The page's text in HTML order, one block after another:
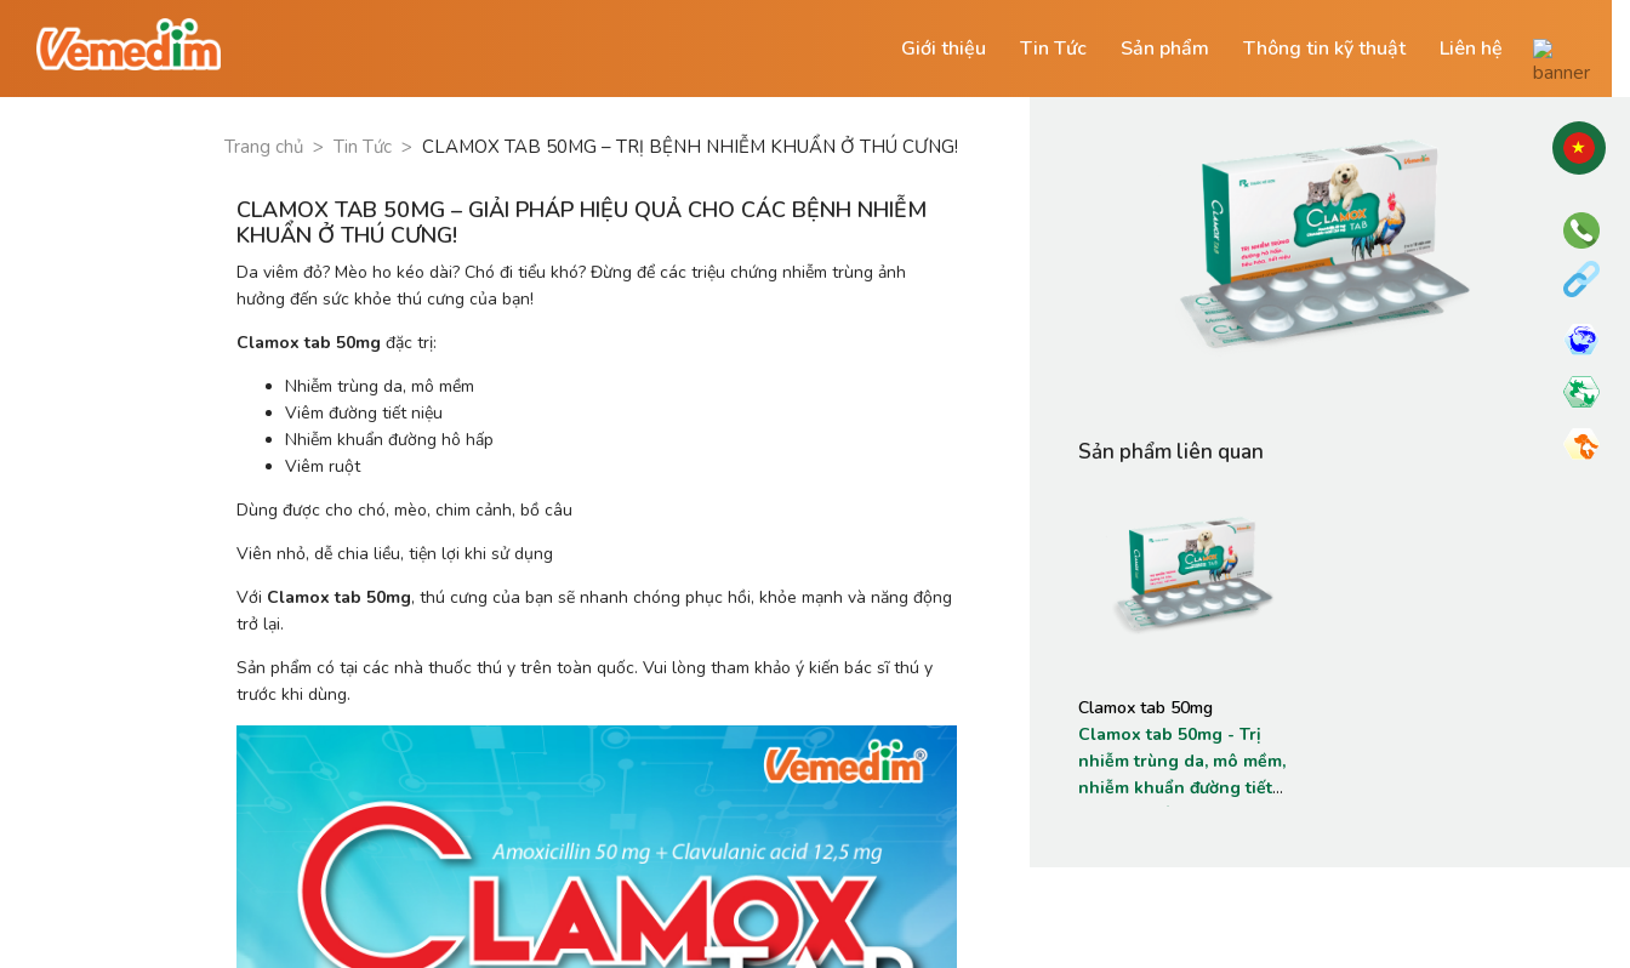
Giới thiệu Tin Tức Sản phẩm Thông tin kỹ thuật Liên hệ
Trang chủ > Tin Tức > CLAMOX TAB 50MG – TRỊ BỆNH NHIỄM KHUẨN Ở THÚ CƯNG!
CLAMOX TAB 50MG – GIẢI PHÁP HIỆU QUẢ CHO CÁC BỆNH NHIỄM
KHUẨN Ở THÚ CƯNG!
Da viêm đỏ? Mèo ho kéo dài? Chó đi tiểu khó? Đừng để các triệu chứng nhiễm trùng ảnh
hưởng đến sức khỏe thú cưng của bạn!
Clamox tab 50mg đặc trị:
Nhiễm trùng da, mô mềm
Viêm đường tiết niệu
Nhiễm khuẩn đường hô hấp
Viêm ruột
Dùng được cho chó, mèo, chim cảnh, bồ câu
Viên nhỏ, dễ chia liều, tiện lợi khi sử dụng
Với Clamox tab 50mg, thú cưng của bạn sẽ nhanh chóng phục hồi, khỏe mạnh và năng động
trở lại.
Sản phẩm có tại các nhà thuốc thú y trên toàn quốc. Vui lòng tham khảo ý kiến bác sĩ thú y
trước khi dùng.
Sản phẩm liên quan
Clamox tab 50mg
Clamox tab 50mg - Trị
nhiễm trùng da, mô mềm,
nhiễm khuẩn đường tiết
niệu, hô hấp, viêm ruột trên